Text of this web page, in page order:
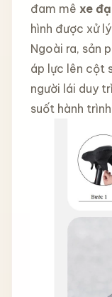
đam mê xe
hình được xử
Ngoài ra, sản
áp lực lên cột
người lái duy
suốt hành